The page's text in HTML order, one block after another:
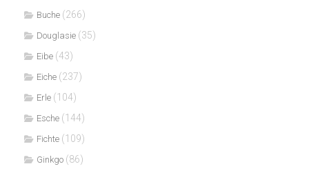
Buche (266)
Douglasie (35)
Eibe (43)
Eiche (237)
Erle (104)
Esche (144)
Fichte (109)
Ginkgo (86)